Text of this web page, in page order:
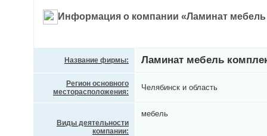
Информация о компании «Ламинат мебель
Название фирмы: Ламинат мебель
Регион основного
месторасположения:
Челябинск и область
Виды деятельности
компании:
мебель